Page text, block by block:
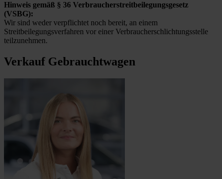
Hinweis gemäß § 36 Verbraucherstreitbeilegungsgesetz
(VSBG):
Wir sind weder verpflichtet noch bereit, an einem
Streitbeilegungsverfahren vor einer Verbraucherschlichtungsstelle
teilzunehmen.
Verkauf Gebrauchtwagen